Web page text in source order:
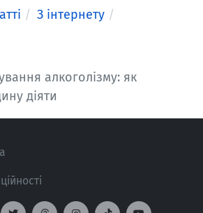
З інтернету
алкоголізму: як
діяти